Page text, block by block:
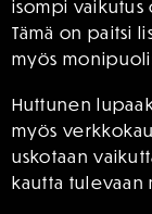
isompi vaikutus
Tämä on paitsi
myös
Huttunen
myös
uskotaan
kautta tulevaan